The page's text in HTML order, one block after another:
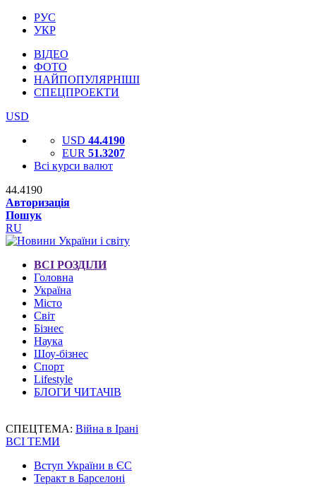
РУС
УКР
ВІДЕО
ФОТО
НАЙПОПУЛЯРНІШІ
СПЕЦПРОЕКТИ
USD
USD 44.4190
EUR 51.3207
Всі курси валют
44.4190
Авторизація
Пошук
RU
ВСІ РОЗДІЛИ
Головна
Україна
Місто
Світ
Бізнес
Наука
Шоу-бізнес
Спорт
Lifestyle
БЛОГИ ЧИТАЧІВ
СПЕЦТЕМА: Війна в Ірані
ВСІ ТЕМИ
Вступ України в ЄС
Теракт в Барселоні